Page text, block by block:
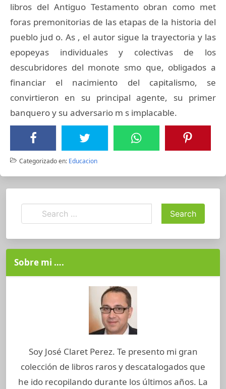
libros del Antiguo Testamento obran como met
foras premonitorias de las etapas de la historia del
pueblo jud o. As , el autor sigue la trayectoria y las
epopeyas individuales y colectivas de los
descubridores del monote smo que, obligados a
financiar el nacimiento del capitalismo, se
convirtieron en su principal agente, su primer
banquero y su adversario m s implacable.
Categorizado en: Educacion
Sobre mi ….
Soy José Claret Perez. Te presento mi gran
colección de libros raros y descatalogados que
he ido recopilando durante los últimos años. La